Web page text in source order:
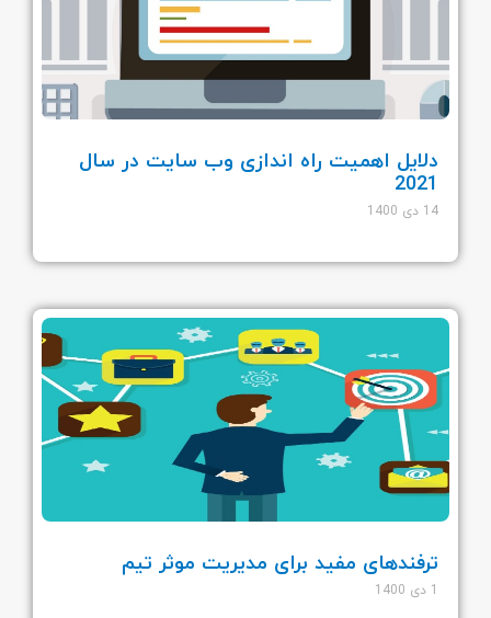
دلایل اهمیت راه اندازی وب سایت در سال
2021
14 دی 1400
ترفندهای مفید برای مدیریت موثر تیم